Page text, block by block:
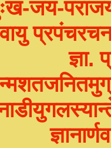
जय-
वायु
ज्ञा.